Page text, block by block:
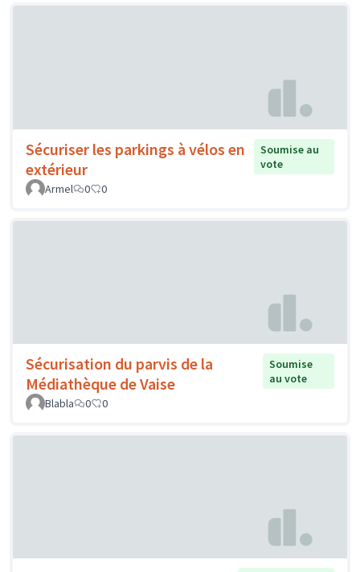
Sécuriser les parkings à vélos en
extérieur
Soumise au
vote
Armel
0 0
Sécurisation du parvis de la
Médiathèque de Vaise
Soumise
au vote
Blabla
0 0